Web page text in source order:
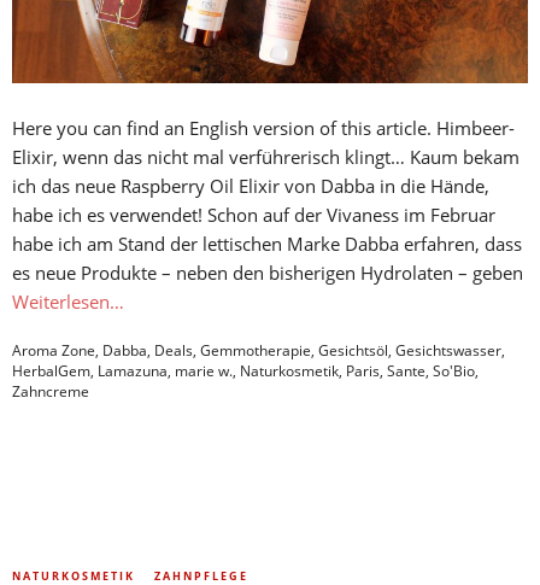
Here you can find an English version of this article. Himbeer-
Elixir, wenn das nicht mal verführerisch klingt… Kaum bekam
ich das neue Raspberry Oil Elixir von Dabba in die Hände,
habe ich es verwendet! Schon auf der Vivaness im Februar
habe ich am Stand der lettischen Marke Dabba erfahren, dass
es neue Produkte – neben den bisherigen Hydrolaten – geben
Weiterlesen…
Aroma Zone, Dabba, Deals, Gemmotherapie, Gesichtsöl, Gesichtswasser,
HerbalGem, Lamazuna, marie w., Naturkosmetik, Paris, Sante, So'Bio,
Zahncreme
NATURKOSMETIK ZAHNPFLEGE